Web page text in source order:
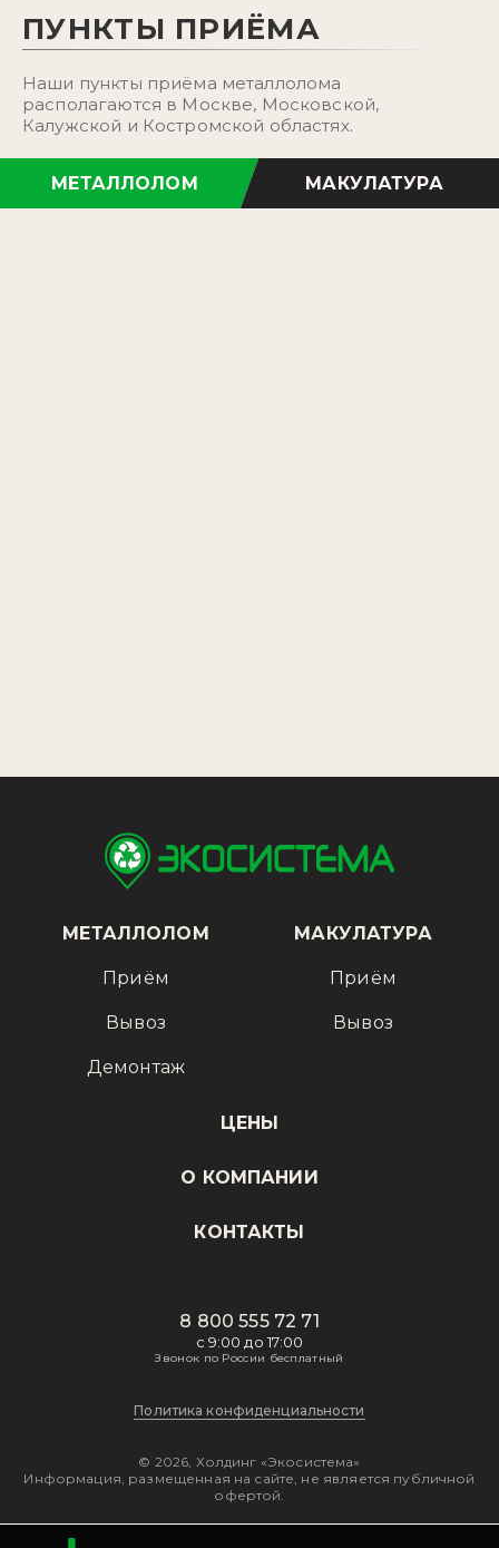
ПУНКТЫ ПРИЁМА
Наши пункты приёма металлолома
располагаются в Москве, Московской,
Калужской и Костромской областях.
МЕТАЛЛОЛОМ МАКУЛАТУРА
МЕТАЛЛОЛОМ
Приём
Вывоз
Демонтаж
МАКУЛАТУРА
Приём
Вывоз
ЦЕНЫ
О КОМПАНИИ
КОНТАКТЫ
8 800 555 72 71
с 9:00 до 17:00
Звонок по России бесплатный
Политика конфиденциальности
© 2026, Холдинг «Экосистема»
Информация, размещенная на сайте, не является публичной
офертой.